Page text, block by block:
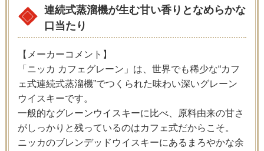
連続式蒸溜機が生む甘い香りとなめらかな
口当たり
【メーカーコメント】
「ニッカ カフェグレーン」は、世界でも稀少な“カフ
ェ式連続式蒸溜機”でつくられた味わい深いグレーン
ウイスキーです。
一般的なグレーンウイスキーに比べ、原料由来の甘さ
がしっかりと残っているのはカフェ式だからこそ。
ニッカのブレンデッドウイスキーにあるまろやかな余